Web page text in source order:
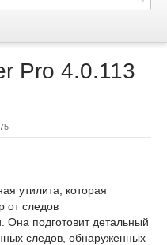
Pro 4.0.113
утилита, которая
от следов
подготовит детальный
следов, обнаруженных